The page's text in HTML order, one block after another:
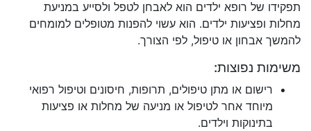
תפקידו של רופא ילדים הוא לאבחן לטפל ולסייע במניעת
מחלות ופציעות ילדים. הוא עשוי להפנות מטופלים למומחים
להמשך אבחון או טיפול, לפי הצורך.
משימות נפוצות:
רישום או מתן טיפולים, תרופות, חיסונים וטיפול רפואי
מיוחד אחר לטיפול או מניעה של מחלות או פציעות
בתינוקות וילדים.